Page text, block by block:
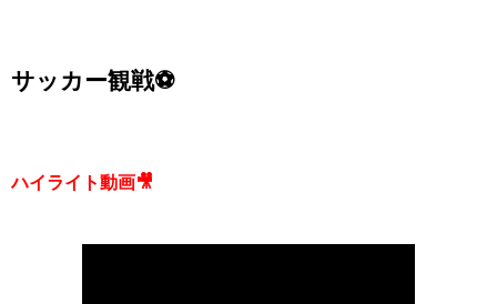
サッカー観戦⚽
ハイライト動画🎥